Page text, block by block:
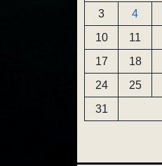
3
4
10
11
17
18
24
25
31